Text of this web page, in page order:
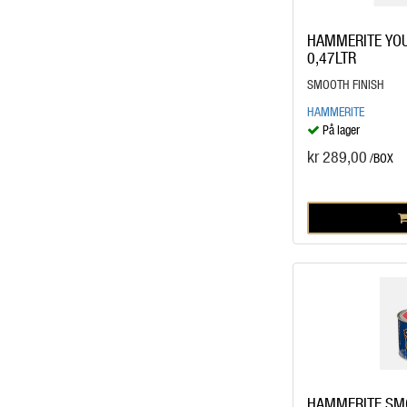
HAMMERITE
0,47LTR
SMOOTH FINISH
HAMMERITE
På lager
kr 289,00 /BOX